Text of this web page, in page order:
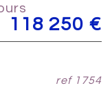
118 250 €
ref 1754